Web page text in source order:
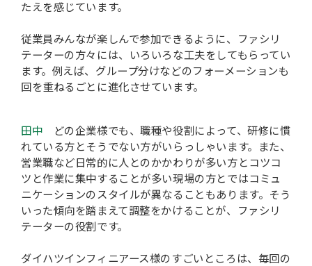
たえを感じています。
従業員みんなが楽しんで参加できるように、ファシリ
テーターの方々には、いろいろな工夫をしてもらってい
ます。例えば、グループ分けなどのフォーメーションも
回を重ねるごとに進化させています。
田中 どの企業様でも、職種や役割によって、研修に慣
れている方とそうでない方がいらっしゃいます。また、
営業職など日常的に人とのかかわりが多い方とコツコ
ツと作業に集中することが多い現場の方とではコミュ
ニケーションのスタイルが異なることもあります。そう
いった傾向を踏まえて調整をかけることが、ファシリ
テーターの役割です。
ダイハツインフィニアース様のすごいところは、毎回の